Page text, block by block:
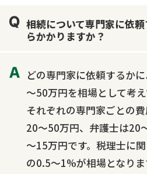
相続について専門家に依
らかかりますか？
どの専門家に依頼するか
～50万円を相場として考え
それぞれの専門家ごとの
20～50万円、弁護士は20
～15万円です。税理士に
の0.5～1%が相場となりま